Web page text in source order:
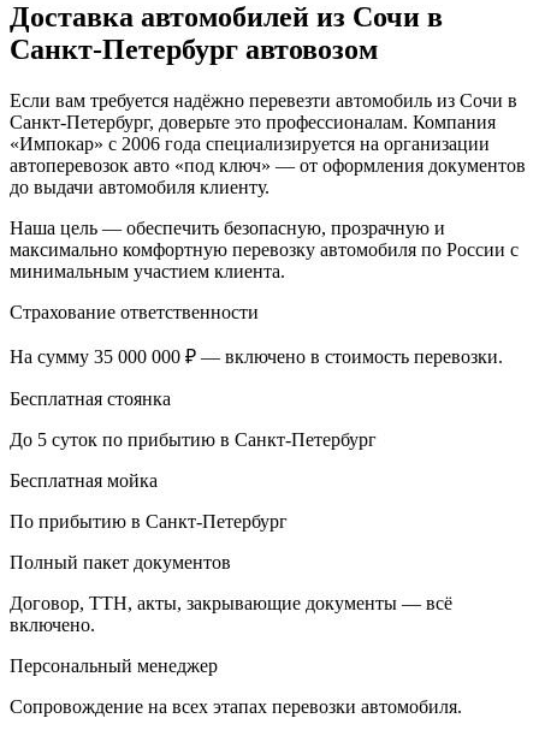
Доставка автомобилей из Сочи в
Санкт-Петербург автовозом
Если вам требуется надёжно перевезти автомобиль из Сочи в
Санкт-Петербург, доверьте это профессионалам. Компания
«Импокар» с 2006 года специализируется на организации
автоперевозок авто «под ключ» — от оформления документов
до выдачи автомобиля клиенту.
Наша цель — обеспечить безопасную, прозрачную и
максимально комфортную перевозку автомобиля по России с
минимальным участием клиента.
Страхование ответственности
На сумму 35 000 000 ₽ — включено в стоимость перевозки.
Бесплатная стоянка
До 5 суток по прибытию в Санкт-Петербург
Бесплатная мойка
По прибытию в Санкт-Петербург
Полный пакет документов
Договор, ТТН, акты, закрывающие документы — всё
включено.
Персональный менеджер
Сопровождение на всех этапах перевозки автомобиля.